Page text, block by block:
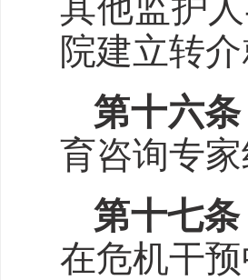
其他监护
院建立转
第十六条
育咨询专
第十七条
在危机干